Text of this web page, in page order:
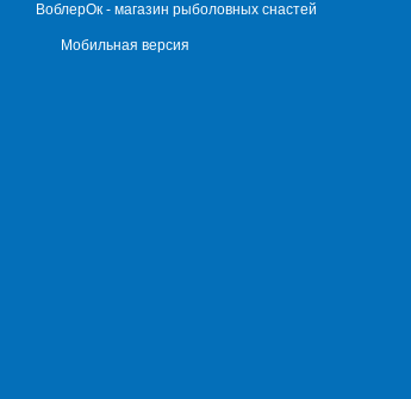
ВоблерОк - магазин рыболовных снастей
Мобильная версия